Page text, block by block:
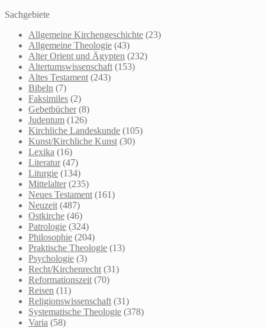
Sachgebiete
Allgemeine Kirchengeschichte (23)
Allgemeine Theologie (43)
Alter Orient und Ägypten (232)
Altertumswissenschaft (153)
Altes Testament (243)
Bibeln (7)
Faksimiles (2)
Gebetbücher (8)
Judentum (126)
Kirchliche Landeskunde (105)
Kunst/Kirchliche Kunst (30)
Lexika (16)
Literatur (47)
Liturgie (134)
Mittelalter (235)
Neues Testament (161)
Neuzeit (487)
Ostkirche (46)
Patrologie (324)
Philosophie (204)
Praktische Theologie (13)
Psychologie (3)
Recht/Kirchenrecht (31)
Reformationszeit (70)
Reisen (11)
Religionswissenschaft (31)
Systematische Theologie (378)
Varia (58)